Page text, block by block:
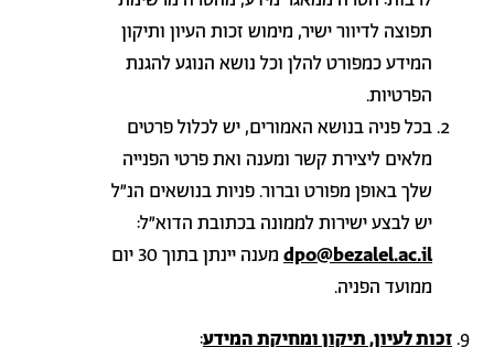
תפוצה לדיוור ישיר, מימוש זכות העיון ותיקון
המידע כמפורט להלן וכל נושא הנוגע להגנת
הפרטיות.
בכל פניה בנושא האמורים, יש לכלול פרטים
מלאים ליצירת קשר ומענה ואת פרטי הפנייה
שלך באופן מפורט וברור. פניות בנושאים הנ"ל
יש לבצע ישירות לממונה בכתובת הדוא"ל:
dpo@bezalel.ac.il
מענה יינתן בתוך 30 יום
ממועד הפניה.
זכות לעיון, תיקון ומחיקת המידע: